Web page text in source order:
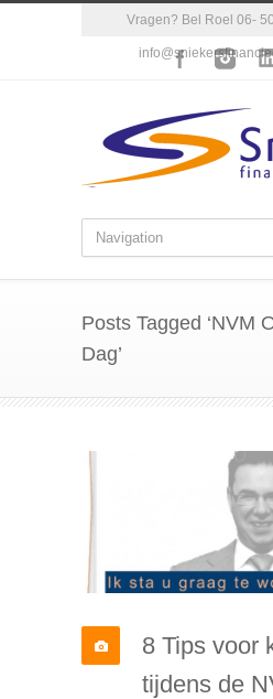
Vragen? Bel Roel 06-
Posts Tagged ‘NVM
Dag’
8 Tips voor
tijdens de